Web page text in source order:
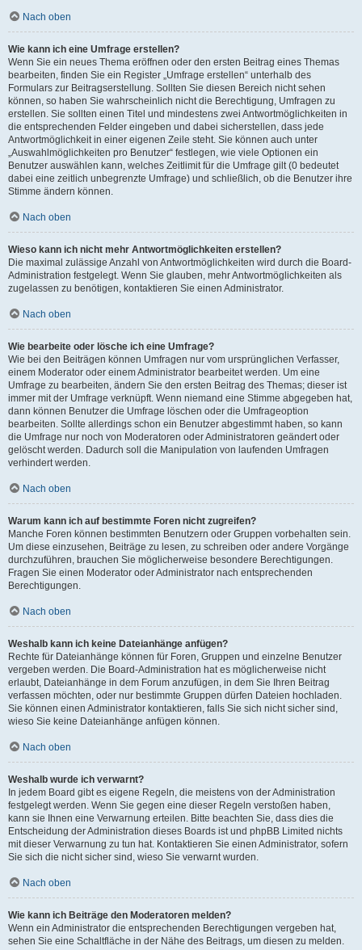
Nach oben
Wie kann ich eine Umfrage erstellen?
Wenn Sie ein neues Thema eröffnen oder den ersten Beitrag eines Themas
bearbeiten, finden Sie ein Register „Umfrage erstellen“ unterhalb des
Formulars zur Beitragserstellung. Sollten Sie diesen Bereich nicht sehen
können, so haben Sie wahrscheinlich nicht die Berechtigung, Umfragen zu
erstellen. Sie sollten einen Titel und mindestens zwei Antwortmöglichkeiten in
die entsprechenden Felder eingeben und dabei sicherstellen, dass jede
Antwortmöglichkeit in einer eigenen Zeile steht. Sie können auch unter
„Auswahlmöglichkeiten pro Benutzer“ festlegen, wie viele Optionen ein
Benutzer auswählen kann, welches Zeitlimit für die Umfrage gilt (0 bedeutet
dabei eine zeitlich unbegrenzte Umfrage) und schließlich, ob die Benutzer ihre
Stimme ändern können.
Nach oben
Wieso kann ich nicht mehr Antwortmöglichkeiten erstellen?
Die maximal zulässige Anzahl von Antwortmöglichkeiten wird durch die Board-
Administration festgelegt. Wenn Sie glauben, mehr Antwortmöglichkeiten als
zugelassen zu benötigen, kontaktieren Sie einen Administrator.
Nach oben
Wie bearbeite oder lösche ich eine Umfrage?
Wie bei den Beiträgen können Umfragen nur vom ursprünglichen Verfasser,
einem Moderator oder einem Administrator bearbeitet werden. Um eine
Umfrage zu bearbeiten, ändern Sie den ersten Beitrag des Themas; dieser ist
immer mit der Umfrage verknüpft. Wenn niemand eine Stimme abgegeben hat,
dann können Benutzer die Umfrage löschen oder die Umfrageoption
bearbeiten. Sollte allerdings schon ein Benutzer abgestimmt haben, so kann
die Umfrage nur noch von Moderatoren oder Administratoren geändert oder
gelöscht werden. Dadurch soll die Manipulation von laufenden Umfragen
verhindert werden.
Nach oben
Warum kann ich auf bestimmte Foren nicht zugreifen?
Manche Foren können bestimmten Benutzern oder Gruppen vorbehalten sein.
Um diese einzusehen, Beiträge zu lesen, zu schreiben oder andere Vorgänge
durchzuführen, brauchen Sie möglicherweise besondere Berechtigungen.
Fragen Sie einen Moderator oder Administrator nach entsprechenden
Berechtigungen.
Nach oben
Weshalb kann ich keine Dateianhänge anfügen?
Rechte für Dateianhänge können für Foren, Gruppen und einzelne Benutzer
vergeben werden. Die Board-Administration hat es möglicherweise nicht
erlaubt, Dateianhänge in dem Forum anzufügen, in dem Sie Ihren Beitrag
verfassen möchten, oder nur bestimmte Gruppen dürfen Dateien hochladen.
Sie können einen Administrator kontaktieren, falls Sie sich nicht sicher sind,
wieso Sie keine Dateianhänge anfügen können.
Nach oben
Weshalb wurde ich verwarnt?
In jedem Board gibt es eigene Regeln, die meistens von der Administration
festgelegt werden. Wenn Sie gegen eine dieser Regeln verstoßen haben,
kann sie Ihnen eine Verwarnung erteilen. Bitte beachten Sie, dass dies die
Entscheidung der Administration dieses Boards ist und phpBB Limited nichts
mit dieser Verwarnung zu tun hat. Kontaktieren Sie einen Administrator, sofern
Sie sich die nicht sicher sind, wieso Sie verwarnt wurden.
Nach oben
Wie kann ich Beiträge den Moderatoren melden?
Wenn ein Administrator die entsprechenden Berechtigungen vergeben hat,
sehen Sie eine Schaltfläche in der Nähe des Beitrags, um diesen zu melden.